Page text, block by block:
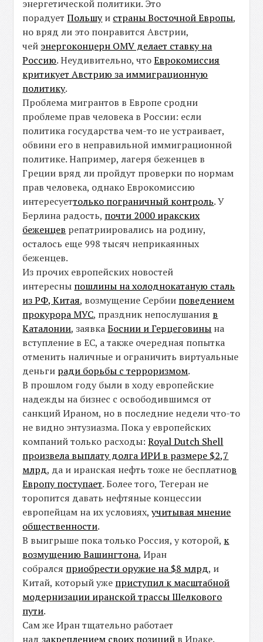
энергетической политики. Это
порадуетПольшуи страны Восточной Европы,
но вряд ли это понравится Австрии,
чей энергоконцерн OMV делает ставку на
Россию. Неудивительно, чтоЕврокомиссия
критикует Австрию за иммиграционную
политику.
Проблема мигрантов в Европе сродни
проблеме прав человека в России: если
политика государства чем-то не устраивает,
обвини его в неправильной иммиграционной
политике. Например, лагеря беженцев в
Греции вряд ли пройдут проверки по нормам
прав человека, однако Еврокомиссию
интересуеттолько пограничный контроль. У
Берлина радость, почти 2000 иракских
беженцев репатриировались на родину,
осталось еще 998 тысяч неприкаянных
беженцев.
Из прочих европейских новостей
интересны пошлины на холоднокатаную сталь
из РФ, Китая, возмущение Сербии поведением
прокурора МУС, праздник непослушания в
Каталонии, заявкаБоснии и Герцеговины на
вступление в ЕС, а также очередная попытка
отменить наличные и ограничить виртуальные
деньги ради борьбы с терроризмом.
В прошлом году были в ходу европейские
надежды на бизнес с освободившимся от
санкций Ираном, но в последние недели что-то
не видно энтузиазма. Пока у европейских
компаний только расходы:Royal Dutch Shell
произвела выплату долга ИРИ в размере $2,7
млрд, да и иранская нефть тоже не бесплатнов
Европу поступает. Более того, Тегеран не
торопится давать нефтяные концессии
европейцам на их условиях,учитывая мнение
общественности.
В выигрыше пока только Россия, у которой, к
возмущению Вашингтона, Иран
собрался приобрести оружие на $8 млрд, и
Китай, который уже приступил к масштабной
модернизации иранской трассы Шелкового
пути.
Сам же Иран тщательно работает
надзакреплением своих позиций в Ираке.